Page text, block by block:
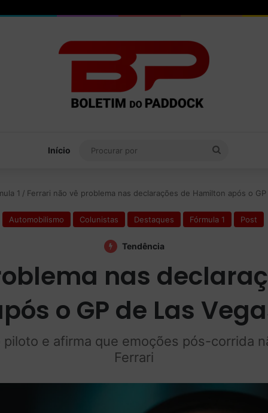
Início
1 / Ferrari não vê problema nas declarações de Hamilton após o
Automobilismo Colunistas Destaques Fórmula 1 Post
Tendência
nas
o GP de Las
e afirma que emoções pós-corrida
Ferrari